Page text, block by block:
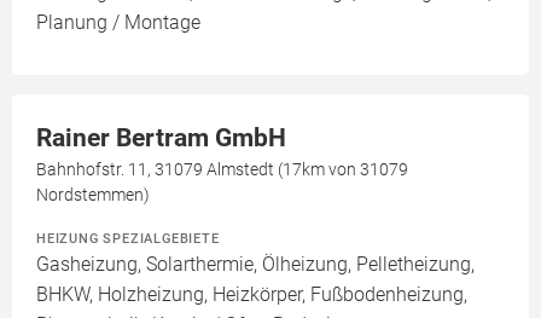
Planung / Montage
Rainer Bertram GmbH
Bahnhofstr. 11, 31079 Almstedt (17km von 31079
Nordstemmen)
HEIZUNG SPEZIALGEBIETE
Gasheizung, Solarthermie, Ölheizung, Pelletheizung,
BHKW, Holzheizung, Heizkörper, Fußbodenheizung,